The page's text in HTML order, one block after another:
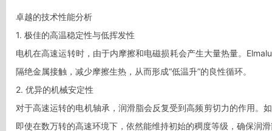
卓越的技术性能分析
1. 极佳的高温稳定性与低挥发性
电机在高速运转时，由于内摩擦和电磁损耗会产生大量热量。
隔绝金属接触，减少摩擦生热，从而形成“低温升”的良性循环。
2. 优异的机械安定性
对于高速运转的电机轴承，润滑脂会反复受到高频剪切力的作用。
即使在数万转的高速环境下，依然能维持初始的稠度等级，确保润